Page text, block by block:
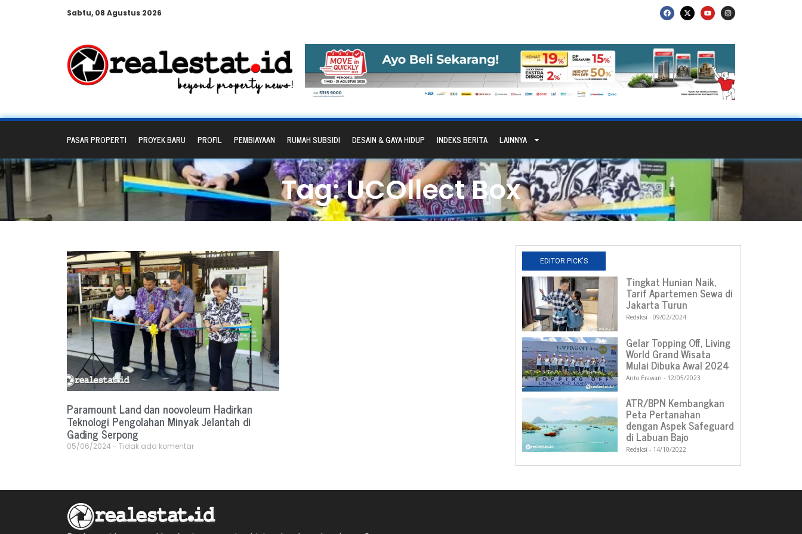
Sabtu, 08 Agustus 2026
PASAR PROPERTI PROYEK BARU PROFIL PEMBIAYAAN RUMAH SUBSIDI DESAIN & GAYA HIDUP INDEKS BERITA LAINNYA
Tag: UCOllect Box
Paramount Land dan noovoleum Hadirkan
Teknologi Pengolahan Minyak Jelantah di
Gading Serpong
05/06/2024 Tidak ada komentar
EDITOR PICK'S
Tingkat Hunian Naik,
Tarif Apartemen Sewa di
Jakarta Turun
Redaksi 09/02/2024
Gelar Topping Off, Living
World Grand Wisata
Mulai Dibuka Awal 2024
Anto Erawan 12/05/2023
ATR/BPN Kembangkan
Peta Pertanahan
dengan Aspek Safeguard
di Labuan Bajo
Redaksi 14/10/2022